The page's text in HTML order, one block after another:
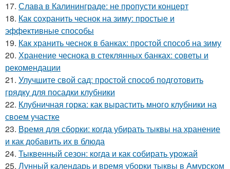
17. Слава в Калининграде: не пропусти концерт
18. Как сохранить чеснок на зиму: простые и
эффективные способы
19. Как хранить чеснок в банках: простой способ на зиму
20. Хранение чеснока в стеклянных банках: советы и
рекомендации
21. Улучшите свой сад: простой способ подготовить
грядку для посадки клубники
22. Клубничная горка: как вырастить много клубники на
своем участке
23. Время для сборки: когда убирать тыквы на хранение
и как добавить их в блюда
24. Тыквенный сезон: когда и как собирать урожай
25. Лунный календарь и время уборки тыквы в Амурском